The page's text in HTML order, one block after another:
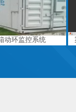
动环监控系统